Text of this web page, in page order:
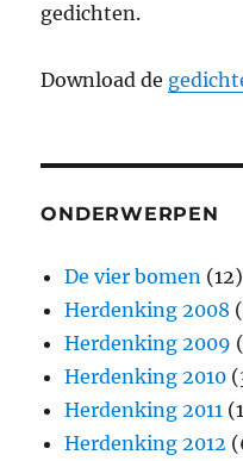
gedichten.
Download de
ONDERWERPEN
De vier bomen (12)
Herdenking 2008
Herdenking 2009
Herdenking 2010
Herdenking 2011
Herdenking 2012